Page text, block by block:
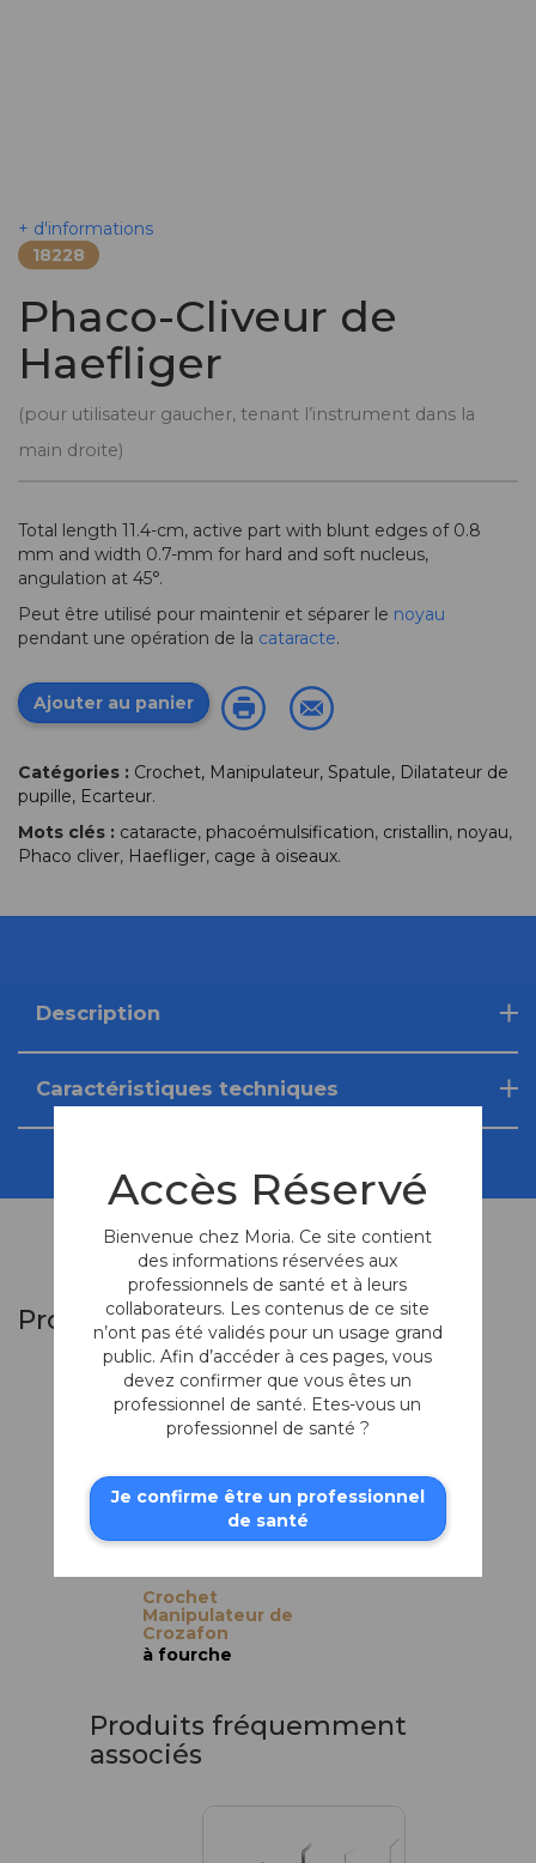
+ d'informations
18228
Phaco-Cliveur de
Haefliger
(pour utilisateur gaucher, tenant l’instrument dans la
main droite)
Total length 11.4-cm, active part with blunt edges of 0.8
mm and width 0.7-mm for hard and soft nucleus,
angulation at 45°.
Peut être utilisé pour maintenir et séparer le noyau
pendant une opération de la cataracte.
Ajouter au panier
Catégories : Crochet, Manipulateur, Spatule, Dilatateur de
pupille, Ecarteur.
Mots clés : cataracte, phacoémulsification, cristallin, noyau,
Phaco cliver, Haefliger, cage à oiseaux.
Description
Caractéristiques techniques
Produits similaires
Crochet
Manipulateur de
Crozafon
à fourche
Produits fréquemment
associés
Accès Réservé
Bienvenue chez Moria. Ce site contient
des informations réservées aux
professionnels de santé et à leurs
collaborateurs. Les contenus de ce site
n’ont pas été validés pour un usage grand
public. Afin d’accéder à ces pages, vous
devez confirmer que vous êtes un
professionnel de santé. Etes-vous un
professionnel de santé ?
Je confirme être un professionnel
de santé